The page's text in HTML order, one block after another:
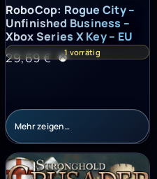
– Tides of Torment (PC) –
RoboCop: Rogue City –
RoboCop: Rogue City –
Unfinished Business –
Xbox Series X Key – EU
29,69€ 1 vorrätig
Mehr zeigen…